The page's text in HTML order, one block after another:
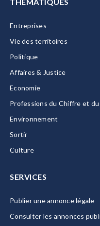
Entreprises
Vie des territoires
Politique
Affaires & Justice
Economie
Professions du Chiffre et
Environnement
Sortir
Culture
SERVICES
Publier une annonce légale
Consulter les annonces